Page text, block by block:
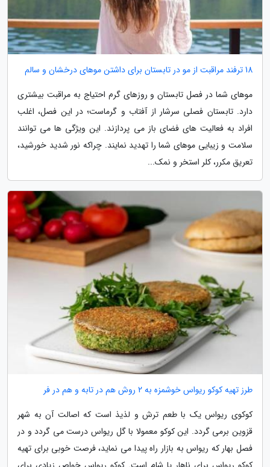
18 ترفند مراقبت از مو در تابستان برای داشتن موهای درخشان و سالم
موهای شما در فصل تابستان و روزهای گرم احتیاج به مراقبت بیشتری
دارد. تابستان فصلی سرشار از آفتاب و گرماست؛ در این فصل، اغلب
افراد به فعالیت های فضای باز می پردازند. این ویژگی ها می توانند
سلامت و زیبایی موهای شما را تهدید نمایند. چراکه نور شدید خورشید،
تعریق مکرر، کلر استخر و نمک...
طرز تهیه کوکو ریواس خوشمزه به 2 روش هم در تابه و هم در فر
کوکوی ریواس یک با طعم ترش و لذیذ است که اصالت آن به شهر
قزوین برمی گردد. این کوکو معمولا با گل ریواس درست می گردد و در
فصل بهار که ریواس به بازار راه پیدا می نماید، فرصت خوبی برای تهیه